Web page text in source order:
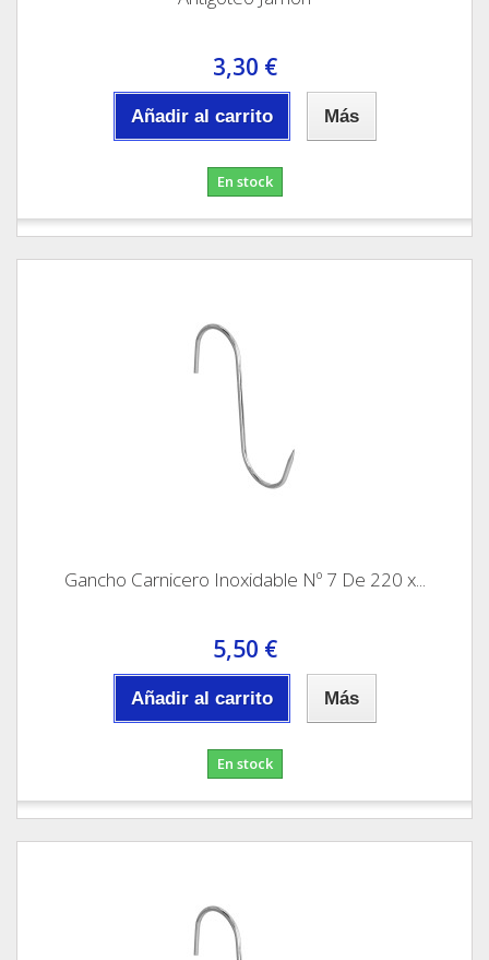
3,30 €
Añadir al carrito Más
En stock
Gancho Carnicero Inoxidable Nº 7 De 220 x...
5,50 €
Añadir al carrito Más
En stock